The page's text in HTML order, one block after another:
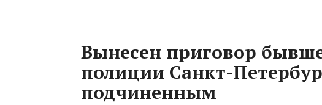
Вынесен приговор
полиции Санкт-
подчиненным